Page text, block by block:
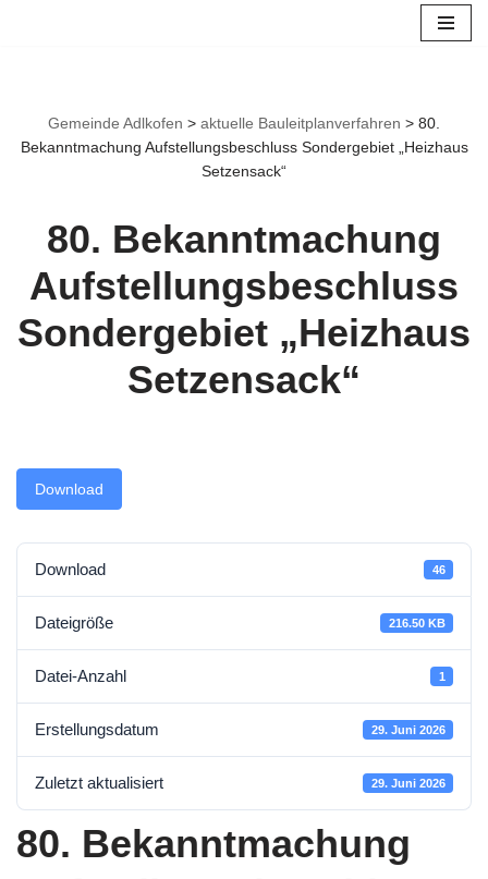
Gemeinde Adlkofen > aktuelle Bauleitplanverfahren > 80.
Bekanntmachung Aufstellungsbeschluss Sondergebiet „Heizhaus
Setzensack“
80. Bekanntmachung
Aufstellungsbeschluss
Sondergebiet „Heizhaus
Setzensack“
Download
Download 46
Dateigröße 216.50 KB
Datei-Anzahl 1
Erstellungsdatum 29. Juni 2026
Zuletzt aktualisiert 29. Juni 2026
80. Bekanntmachung